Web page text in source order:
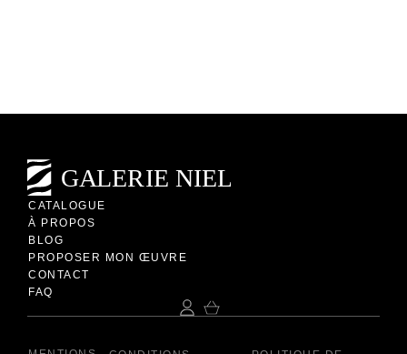
CATALOGUE
À PROPOS
BLOG
PROPOSER MON ŒUVRE
CONTACT
FAQ